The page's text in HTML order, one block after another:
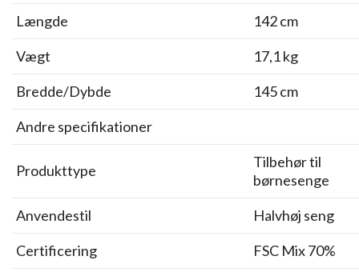
Længde
142 cm
Vægt
17,1 kg
Bredde/Dybde
145 cm
Andre specifikationer
Produkttype
Tilbehør til
børnesenge
Anvendestil
Halvhøj seng
Certificering
FSC Mix 70%